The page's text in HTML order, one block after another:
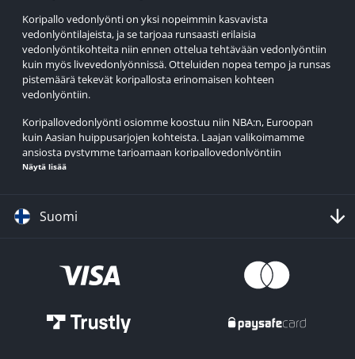
Koripallo vedonlyönti on yksi nopeimmin kasvavista
vedonlyöntilajeista, ja se tarjoaa runsaasti erilaisia
vedonlyöntikohteita niin ennen ottelua tehtävään vedonlyöntiin
kuin myös livevedonlyönnissä. Otteluiden nopea tempo ja runsas
pistemäärä tekevät koripallosta erinomaisen kohteen
vedonlyöntiin.
Koripallovedonlyönti osiomme koostuu niin NBA:n, Euroopan
kuin Aasian huippusarjojen kohteista. Laajan valikoimamme
ansiosta pystymme tarjoamaan koripallovedonlyöntiin
pelattavaa lähes vuoden jokaisena päivänä.
maailmaa. Tutustu Betssonin urheiluvedonlyöntiin ja löydä
parhaat kohteet helposti yhdestä paikasta.
Koripallokauden 2025/26 tärkeät tapahtumat
laajalle yleisölle suunnatuissa sarjoissa on jo käynnistynyt
runsaasti toimintaa. Koripallovedonlyöntiä varten kannattaa
Näytä lisää
Suomi